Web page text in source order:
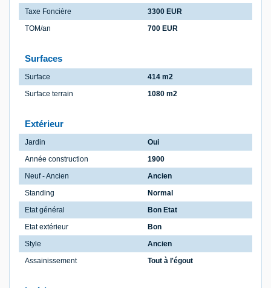
Taxe Foncière
3300 EUR
TOM/an
700 EUR
Surfaces
Surface
414 m2
Surface terrain
1080 m2
Extérieur
Jardin
Oui
Année construction
1900
Neuf - Ancien
Ancien
Standing
Normal
Etat général
Bon Etat
Etat extérieur
Bon
Style
Ancien
Assainissement
Tout à l'égout